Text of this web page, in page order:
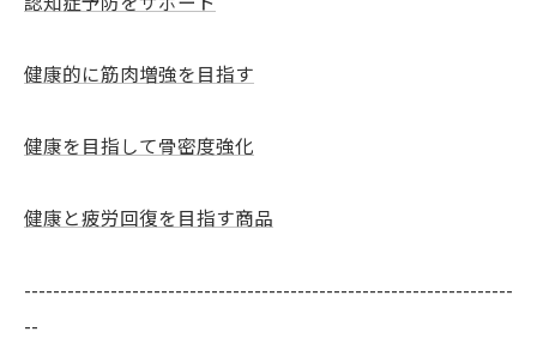
健康的に筋肉増強を目指す
健康を目指して骨密度強化
健康と疲労回復を目指す商品
--------------------------------------------------------------------
--